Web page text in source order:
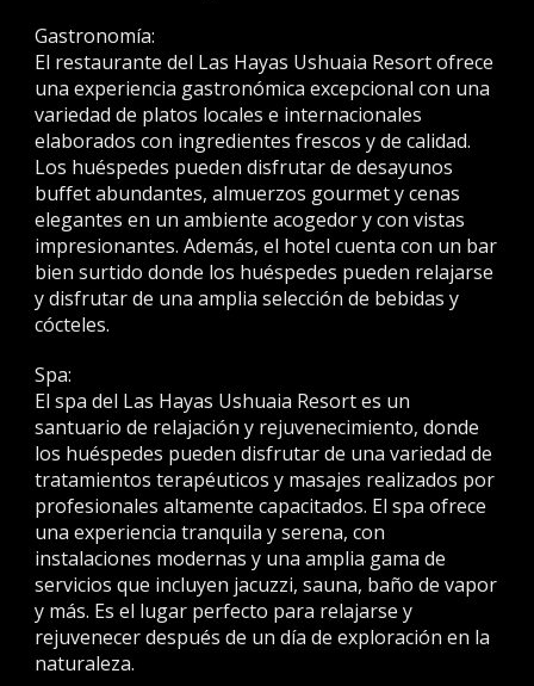
Gastronomía:
El restaurante del Las Hayas Ushuaia Resort ofrece
una experiencia gastronómica excepcional con una
variedad de platos locales e internacionales
elaborados con ingredientes frescos y de calidad.
Los huéspedes pueden disfrutar de desayunos
buffet abundantes, almuerzos gourmet y cenas
elegantes en un ambiente acogedor y con vistas
impresionantes. Además, el hotel cuenta con un bar
bien surtido donde los huéspedes pueden relajarse
y disfrutar de una amplia selección de bebidas y
cócteles.
Spa:
El spa del Las Hayas Ushuaia Resort es un
santuario de relajación y rejuvenecimiento, donde
los huéspedes pueden disfrutar de una variedad de
tratamientos terapéuticos y masajes realizados por
profesionales altamente capacitados. El spa ofrece
una experiencia tranquila y serena, con
instalaciones modernas y una amplia gama de
servicios que incluyen jacuzzi, sauna, baño de vapor
y más. Es el lugar perfecto para relajarse y
rejuvenecer después de un día de exploración en la
naturaleza.